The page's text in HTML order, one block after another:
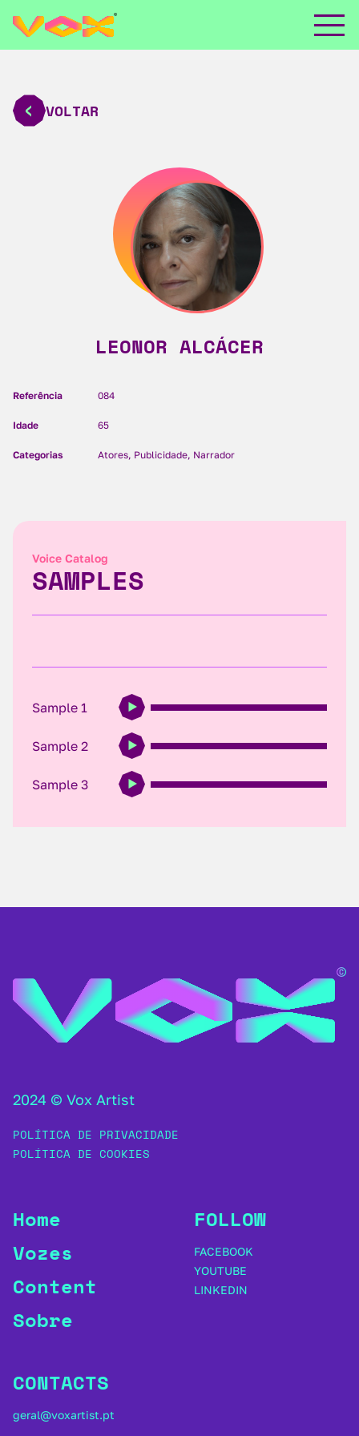
VOLTAR
LEONOR ALCÁCER
Referência 084
Idade 65
Categorias Atores, Publicidade, Narrador
Voice Catalog
SAMPLES
Sample 1
Sample 2
Sample 3
2024 © Vox Artist
POLÍTICA DE PRIVACIDADE
POLÍTICA DE COOKIES
Home
Vozes
Content
Sobre
FOLLOW
FACEBOOK
YOUTUBE
LINKEDIN
CONTACTS
geral@voxartist.pt